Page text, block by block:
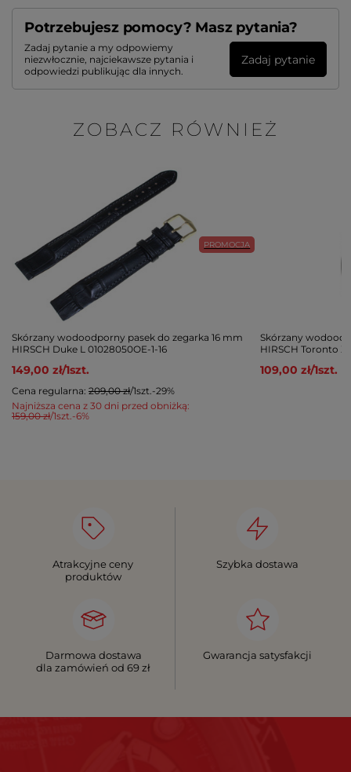
Potrzebujesz pomocy? Masz pytania?
Zadaj pytanie a my odpowiemy
niezwłocznie, najciekawsze pytania i
odpowiedzi publikując dla innych.
Zadaj pytanie
ZOBACZ RÓWNIEŻ
PROMOCJA
Skórzany wodoodporny pasek do zegarka 16 mm
HIRSCH Duke L 01028050OE-1-16
149,00 zł/1szt.
Najniższa cena z 30 dni przed obniżką:
159,00 zł/1szt.-6%
Cena regularna: 209,00 zł/1szt.-29%
Skórzany
HIRSCH Toronto
109,00 zł/1szt.
Atrakcyjne ceny
produktów
Szybka dostawa
Darmowa dostawa
dla zamówień od 69 zł
Gwarancja satysfakcji